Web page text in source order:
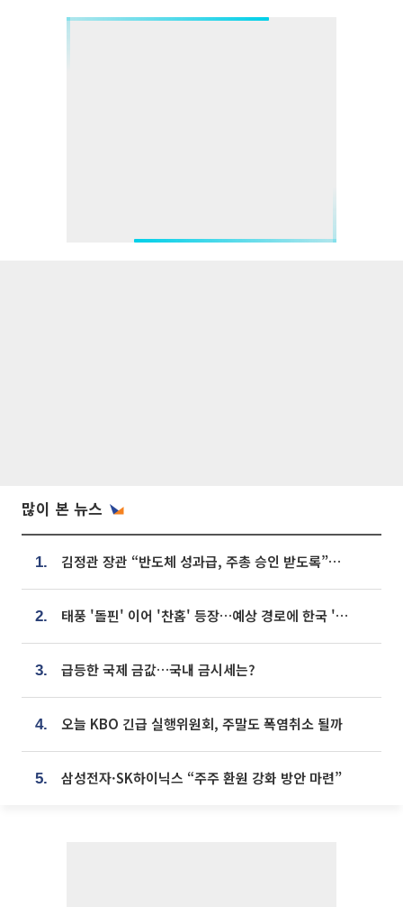
많이 본 뉴스
1. 김정관 장관 “반도체 성과급, 주총 승인 받도록”…상법·자본시장법 개정 시사
2. 태풍 '돌핀' 이어 '찬홈' 등장…예상 경로에 한국 '한숨'
3. 급등한 국제 금값…국내 금시세는?
4. 오늘 KBO 긴급 실행위원회, 주말도 폭염취소 될까
5. 삼성전자·SK하이닉스 “주주 환원 강화 방안 마련”